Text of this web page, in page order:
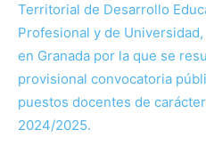
Territorial de Desarrollo
Profesional y de
en Granada por la que se
provisional convocatoria
puestos docentes de
2024/2025.